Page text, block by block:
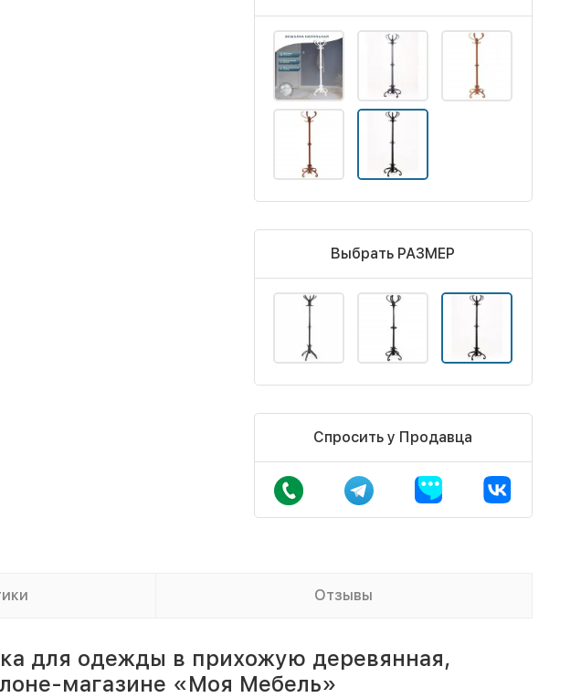
Выбрать РАЗМЕР
Спросить у Продавца
Отзывы
для одежды в прихожую деревянная,
магазине «Моя Мебель»